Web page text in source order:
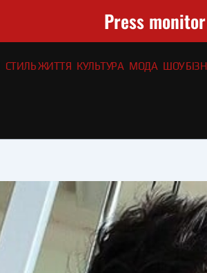
Press monitor
СТИЛЬ ЖИТТЯ КУЛЬТУРА МОДА ШОУ